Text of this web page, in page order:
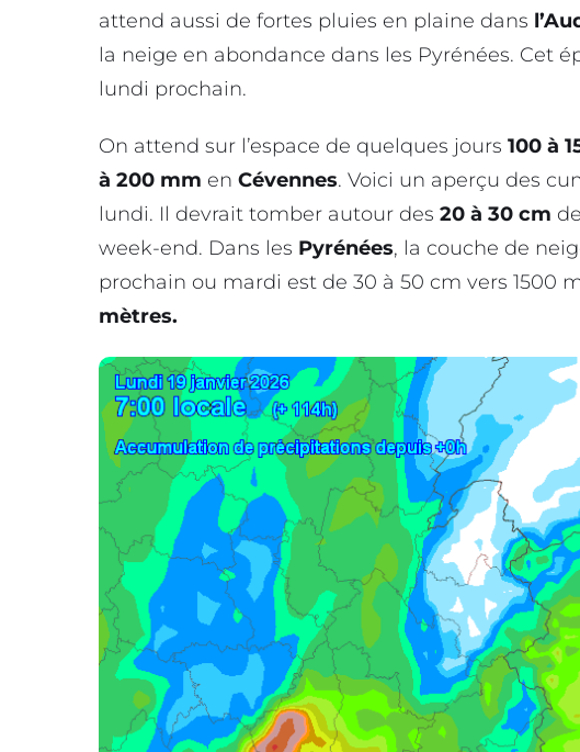
attend aussi de fortes pluies en plaine dans
la neige en abondance dans les Pyrénées. Cet
lundi prochain.
On attend sur l’espace de quelques jours 100 à
à 200 mm en Cévennes. Voici un aperçu des
lundi. Il devrait tomber autour des 20 à 30 cm de
week-end. Dans les Pyrénées, la couche de
prochain ou mardi est de 30 à 50 cm vers 1500
mètres.